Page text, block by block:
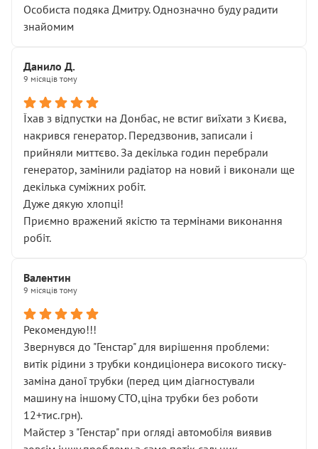
Особиста подяка Дмитру. Однозначно буду радити
знайомим
Данило Д.
9 місяців тому
Їхав з відпустки на Донбас, не встиг виїхати з Києва,
накрився генератор. Передзвонив, записали і
прийняли миттєво. За декілька годин перебрали
генератор, замінили радіатор на новий і виконали ще
декілька суміжних робіт.
Дуже дякую хлопці!
Приємно вражений якістю та термінами виконання
робіт.
Валентин
9 місяців тому
Рекомендую!!!
Звернувся до "Генстар" для вирішення проблеми:
витік рідини з трубки кондиціонера високого тиску-
заміна даної трубки (перед цим діагностували
машину на іншому СТО,ціна трубки без роботи
12+тис.грн).
Майстер з "Генстар" при огляді автомобіля виявив